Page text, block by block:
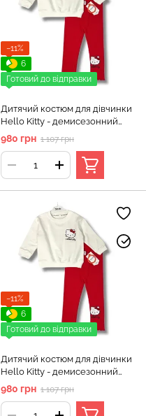
−11%
6
Готовий до відправки
Дитячий костюм для дівчинки
Hello Kitty - демисезонний
повсякденний комплект Murat
Baby (кофта, лосини), Біло-
червоний, 3 роки, 98см
980 грн 1 107 грн
−11%
6
Готовий до відправки
Дитячий костюм для дівчинки
Hello Kitty - демисезонний
повсякденний комплект Murat
Baby (кофта, лосини), Біло-
червоний, 5 років, 110см
980 грн 1 107 грн